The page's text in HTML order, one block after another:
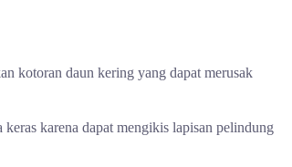
kotoran daun kering yang dapat merusak
karena dapat mengikis lapisan pelindung